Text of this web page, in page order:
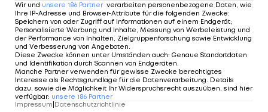
Wir und unsere 186 Partner verarbeiten personenbezogene Daten, wie
Ihre IP-Adresse und Browser-Attribute für die folgenden Zwecke:
Speichern von oder Zugriff auf Informationen auf einem Endgerät;
Personalisierte Werbung und Inhalte, Messung von Werbeleistung und
der Performance von Inhalten, Zielgruppenforschung sowie Entwicklung
und Verbesserung von Angeboten.
Diese Zwecke können unter Umständen auch: Genaue Standortdaten
und Identifikation durch Scannen von Endgeräten.
Manche Partner verwenden für gewisse Zwecke berechtigtes
Interesse als Rechtsgrundlage für die Datenverarbeitung. Details
dazu, sowie die Möglichkeit Ihr Widerspruchsrecht auszuüben, sind hier
verfügbar: unsere 186 Partner
Impressum Datenschutzrichtlinie